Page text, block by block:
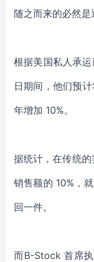
随之而来的必然是
根据美国私人承
日期间，他们预
年增加 10%。
据统计，在传统
销售额的 10%，
回一件。
而B-Stock 首席执